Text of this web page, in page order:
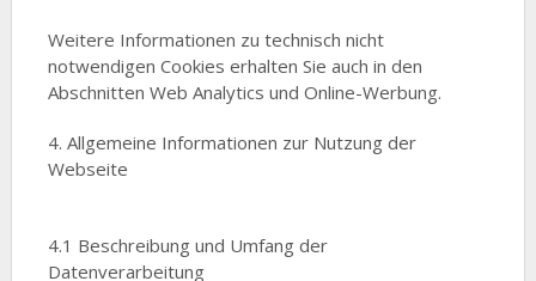
Weitere Informationen zu technisch nicht
notwendigen Cookies erhalten Sie auch in den
Abschnitten Web Analytics und Online-Werbung.
4. Allgemeine Informationen zur Nutzung der
Webseite
4.1 Beschreibung und Umfang der
Datenverarbeitung